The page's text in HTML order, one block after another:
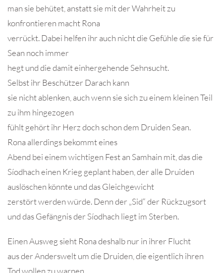
man sie behütet, anstatt sie mit der Wahrheit zu
konfrontieren macht Rona
verrückt. Dabei helfen ihr auch nicht die Gefühle die sie für
Sean noch immer
hegt und die damit einhergehende Sehnsucht.
Selbst ihr Beschützer Darach kann
sie nicht ablenken, auch wenn sie sich zu einem kleinen Teil
zu ihm hingezogen
fühlt gehört ihr Herz doch schon dem Druiden Sean.
Rona allerdings bekommt eines
Abend bei einem wichtigen Fest an Samhain mit, das die
Síodhach einen Krieg geplant haben, der alle Druiden
auslöschen könnte und das Gleichgewicht
zerstört werden würde. Denn der „Sid“ der Rückzugsort
und das Gefängnis der Síodhach liegt im Sterben.
Einen Ausweg sieht Rona deshalb nur in ihrer Flucht
aus der Anderswelt um die Druiden, die eigentlich ihren
Tod wollen zu warnen.